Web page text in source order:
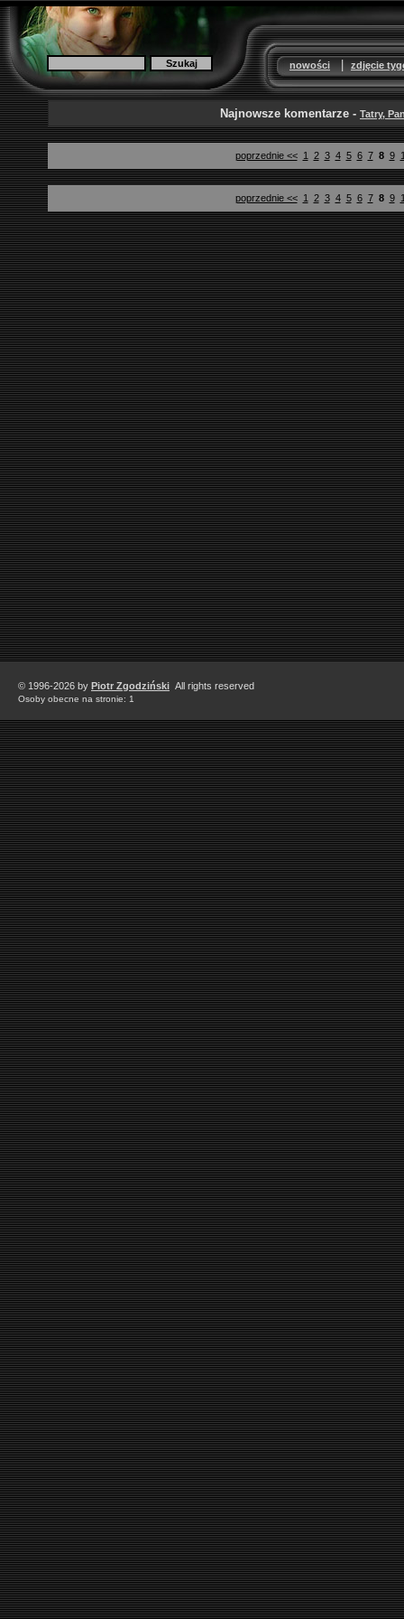
nowości|zdjęcie
Najnowsze komentarze - Tatry,
poprzednie << 1 2 3 4 5 6 7 8 9
poprzednie << 1 2 3 4 5 6 7 8 9
© 1996-2026 by Piotr Zgodziński All rights reserved
Osoby obecne na stronie: 1